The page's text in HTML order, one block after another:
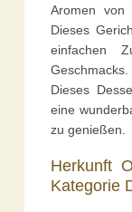
Aromen von
Dieses
einfachen
Geschmacks.
Dieses
eine
zu genießen.
Herkunft
Kategorie